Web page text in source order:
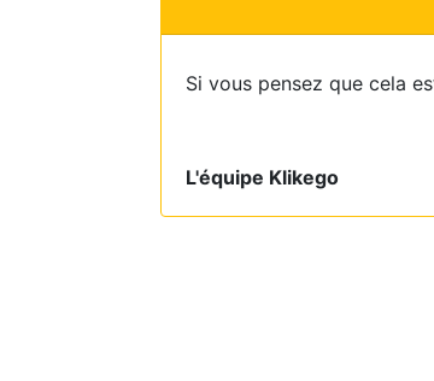
Si vous pensez que cela
L'équipe Klikego